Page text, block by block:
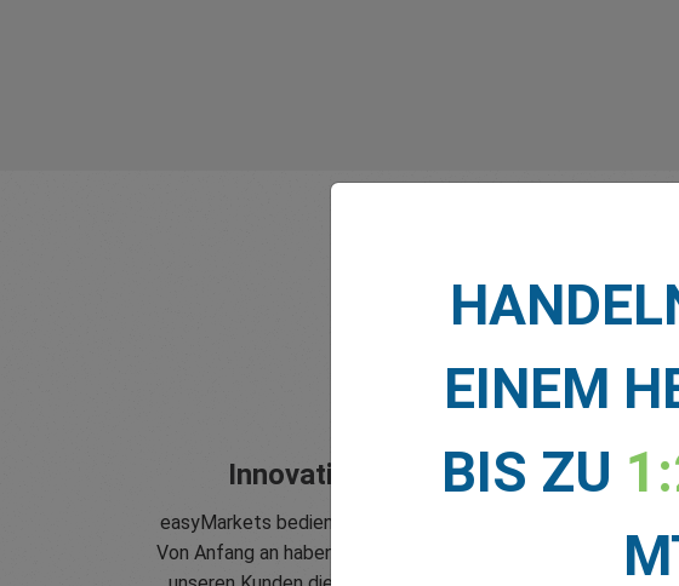
Innovativ seit 2001
easyMarkets bedient seine Kunden seit 2001.
Von Anfang an haben wir uns zum Ziel gesetzt,
5-
EINEM
BIS ZU